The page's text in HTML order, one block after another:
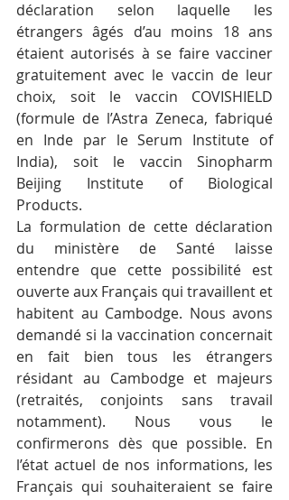
déclaration selon laquelle les
étrangers âgés d’au moins 18 ans
étaient autorisés à se faire vacciner
gratuitement avec le vaccin de leur
choix, soit le vaccin COVISHIELD
(formule de l’Astra Zeneca, fabriqué
en Inde par le Serum Institute of
India), soit le vaccin Sinopharm
Beijing Institute of Biological
Products.
La formulation de cette déclaration
du ministère de Santé laisse
entendre que cette possibilité est
ouverte aux Français qui travaillent et
habitent au Cambodge. Nous avons
demandé si la vaccination concernait
en fait bien tous les étrangers
résidant au Cambodge et majeurs
(retraités, conjoints sans travail
notamment). Nous vous le
confirmerons dès que possible. En
l’état actuel de nos informations, les
Français qui souhaiteraient se faire